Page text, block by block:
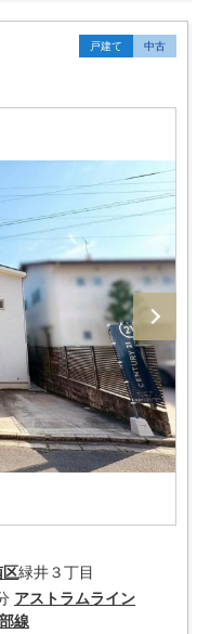
戸建て 中古
区緑井３丁目
アストラムライン
線